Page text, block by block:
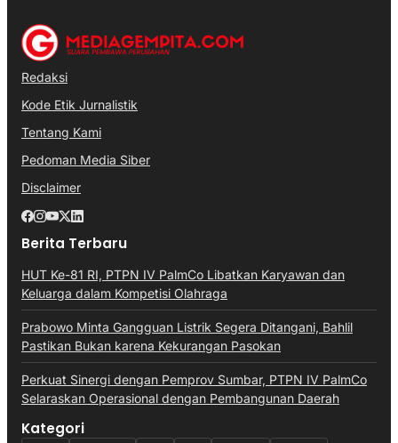
Redaksi
Kode Etik Jurnalistik
Tentang Kami
Pedoman Media Siber
Disclaimer
Berita Terbaru
HUT Ke-81 RI, PTPN IV PalmCo Libatkan Karyawan dan
Keluarga dalam Kompetisi Olahraga
Prabowo Minta Gangguan Listrik Segera Ditangani, Bahlil
Pastikan Bukan karena Kekurangan Pasokan
Perkuat Sinergi dengan Pemprov Sumbar, PTPN IV PalmCo
Selaraskan Operasional dengan Pembangunan Daerah
Kategori